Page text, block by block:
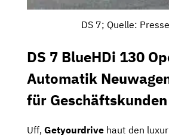
DS 7; Quelle:
DS 7 BlueHDi 130
Automatik
für Geschäftskunden
Uff, Getyourdrive haut den